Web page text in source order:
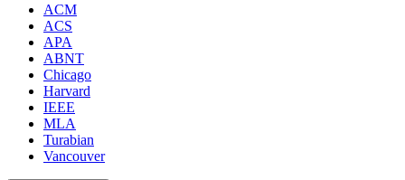
ACM
ACS
APA
ABNT
Chicago
Harvard
IEEE
MLA
Turabian
Vancouver